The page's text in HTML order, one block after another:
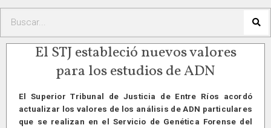
El STJ estableció nuevos valores
para los estudios de ADN
El Superior Tribunal de Justicia de Entre Ríos acordó
actualizar los valores de los análisis de ADN particulares
que se realizan en el Servicio de Genética Forense del